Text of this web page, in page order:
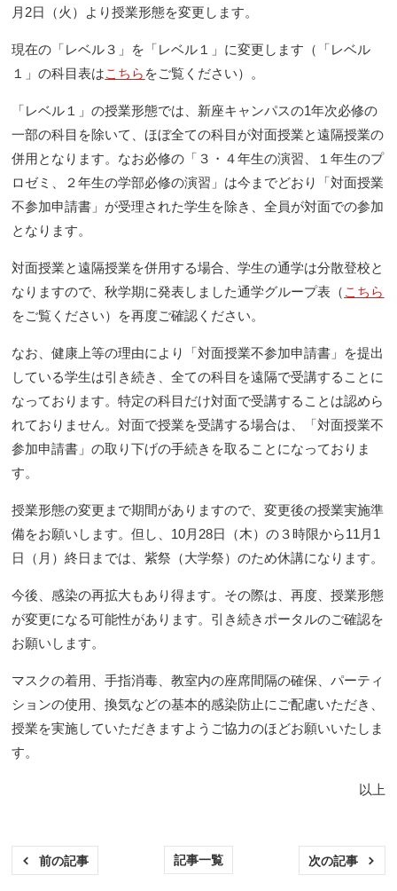
月2日（火）より授業形態を変更します。
現在の「レベル３」を「レベル１」に変更します（「レベル
１」の科目表はこちら をご覧ください）。
「レベル１」の授業形態では、新座キャンパスの1年次必修の
一部の科目を除いて、ほぼ全ての科目が対面授業と遠隔授業の
併用となります。なお必修の「３・４年生の演習、１年生のプ
ロゼミ、２年生の学部必修の演習」は今までどおり「対面授業
不参加申請書」が受理された学生を除き、全員が対面での参加
となります。
対面授業と遠隔授業を併用する場合、学生の通学は分散登校と
なりますので、秋学期に発表しました通学グループ表（ こちら
をご覧ください）を再度ご確認ください。
なお、健康上等の理由により「対面授業不参加申請書」を提出
している学生は引き続き、全ての科目を遠隔で受講することに
なっております。特定の科目だけ対面で受講することは認めら
れておりません。対面で授業を受講する場合は、「対面授業不
参加申請書」の取り下げの手続きを取ることになっておりま
す。
授業形態の変更まで期間がありますので、変更後の授業実施準
備をお願いします。但し、10月28日（木）の３時限から11月1
日（月）終日までは、紫祭（大学祭）のため休講になります。
今後、感染の再拡大もあり得ます。その際は、再度、授業形態
が変更になる可能性があります。引き続きポータルのご確認を
お願いします。
マスクの着用、手指消毒、教室内の座席間隔の確保、パーティ
ションの使用、換気などの基本的感染防止にご配慮いただき、
授業を実施していただきますようご協力のほどお願いいたしま
す。
以上
前の記事 記事一覧 次の記事